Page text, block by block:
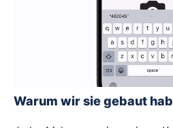
Warum wir sie gebaut